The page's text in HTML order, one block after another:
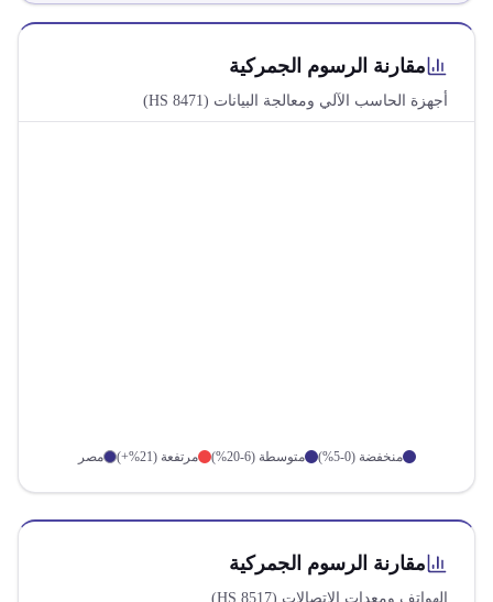
مقارنة الرسوم الجمركية
أجهزة الحاسب الآلي ومعالجة البيانات (HS
8471
)
منخفضة (0-5%) متوسطة (6-20%) مرتفعة (21%+) مصر
مقارنة الرسوم الجمركية
الهواتف ومعدات الاتصالات (HS
8517
)